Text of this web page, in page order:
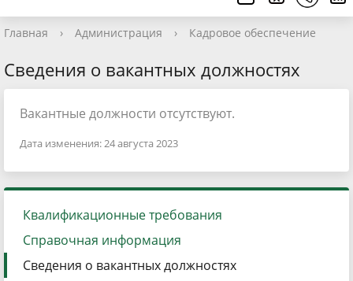
Главная › Администрация › Кадровое обеспечение
Сведения о вакантных должностях
Вакантные должности отсутствуют.
Дата изменения: 24 августа 2023
Квалификационные требования
Справочная информация
Сведения о вакантных должностях